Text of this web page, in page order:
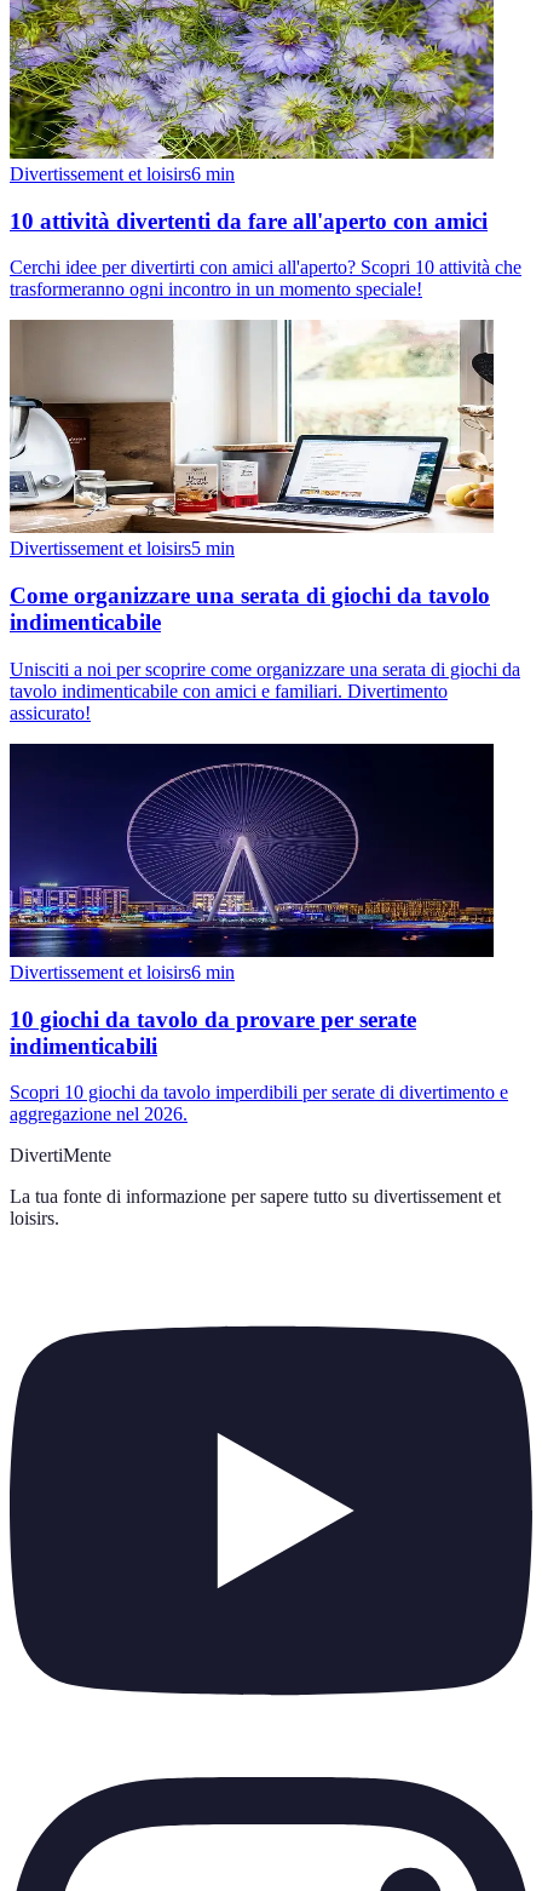
Divertissement et loisirs6 min
10 attività divertenti da fare all'aperto con amici
Cerchi idee per divertirti con amici all'aperto? Scopri 10 attività che
trasformeranno ogni incontro in un momento speciale!
Divertissement et loisirs5 min
Come organizzare una serata di giochi da tavolo
indimenticabile
Unisciti a noi per scoprire come organizzare una serata di giochi da
tavolo indimenticabile con amici e familiari. Divertimento
assicurato!
Divertissement et loisirs6 min
10 giochi da tavolo da provare per serate
indimenticabili
Scopri 10 giochi da tavolo imperdibili per serate di divertimento e
aggregazione nel 2026.
DivertiMente
La tua fonte di informazione per sapere tutto su divertissement et
loisirs.